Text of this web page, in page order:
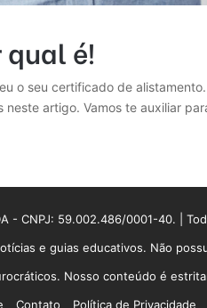
é!
o seu certificado de
artigo. Vamos te auxiliar
- CNPJ: 59.002.486/0001-40. |
e guias educativos. Não
Nosso conteúdo é
Contato Política de Privacidade